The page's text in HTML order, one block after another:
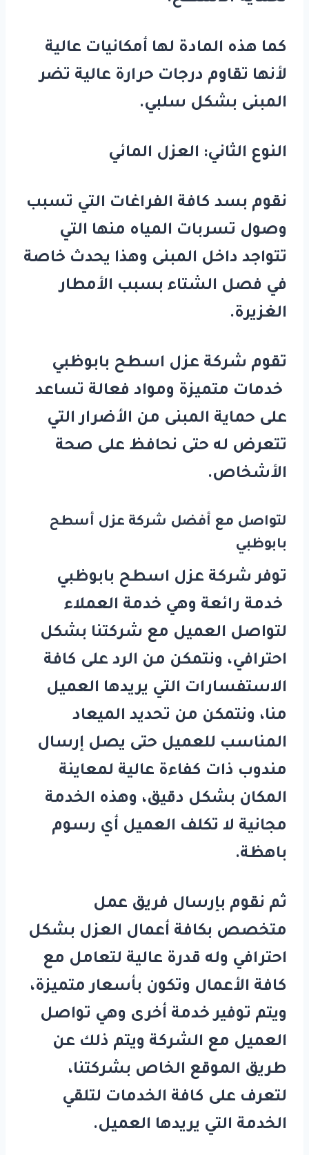
كما هذه المادة لها أمكانيات عالية
لأنها تقاوم درجات حرارة عالية تضر
المبنى بشكل سلبي.
النوع الثاني: العزل المائي
نقوم بسد كافة الفراغات التي تسبب
وصول تسربات المياه منها التي
تتواجد داخل المبنى وهذا يحدث خاصة
في فصل الشتاء بسبب الأمطار
الغزيرة.
تقوم شركة عزل اسطح بابوظبي
خدمات متميزة ومواد فعالة تساعد
على حماية المبنى من الأضرار التي
تتعرض له حتى نحافظ على صحة
الأشخاص.
لتواصل مع أفضل شركة عزل أسطح
بابوظبي
توفر شركة عزل اسطح بابوظبي
خدمة رائعة وهي خدمة العملاء
لتواصل العميل مع شركتنا بشكل
احترافي، ونتمكن من الرد على كافة
الاستفسارات التي يريدها العميل
منا، ونتمكن من تحديد الميعاد
المناسب للعميل حتى يصل إرسال
مندوب ذات كفاءة عالية لمعاينة
المكان بشكل دقيق، وهذه الخدمة
مجانية لا تكلف العميل أي رسوم
باهظة.
ثم نقوم بإرسال فريق عمل
متخصص بكافة أعمال العزل بشكل
احترافي وله قدرة عالية لتعامل مع
كافة الأعمال وتكون بأسعار متميزة،
ويتم توفير خدمة أخرى وهي تواصل
العميل مع الشركة ويتم ذلك عن
طريق الموقع الخاص بشركتنا،
لتعرف على كافة الخدمات لتلقي
الخدمة التي يريدها العميل.